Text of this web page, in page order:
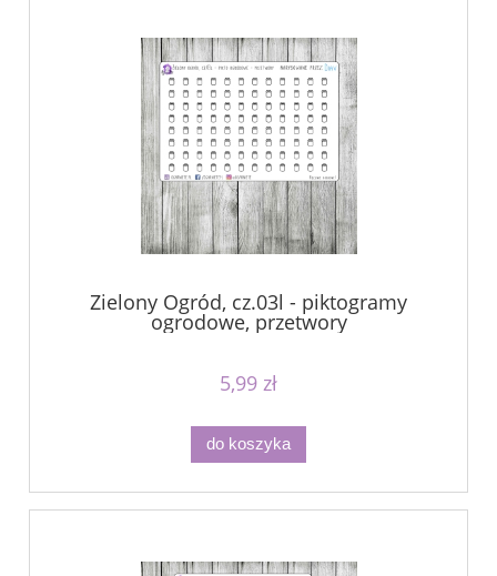
Zielony Ogród, cz.03l - piktogramy
ogrodowe, przetwory
5,99 zł
do koszyka